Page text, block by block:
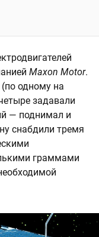
Maxon Motor.
одному на
задавали
— поднимал и
снабдили тремя
граммами